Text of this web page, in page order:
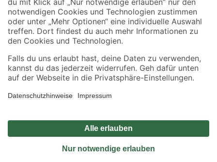
Jetzt die toom-App herunterladen
Alle Preisangaben in EUR inkl. gesetzl. MwSt.. Die dargestellten Angebote sind unter
Umständen nicht in allen Märkten verfügbar. Die angegebenen Verfügbarkeiten beziehen
Produkte nur solange der Vorrat reicht.
*Paketversand ab 59 € versandkostenfrei, gilt nicht für Artikel mit Speditionsversand, hier
Privatsphäre Impressum
Nutzungsbedingungen
Widerrufsrecht
Vertrag widerrufen